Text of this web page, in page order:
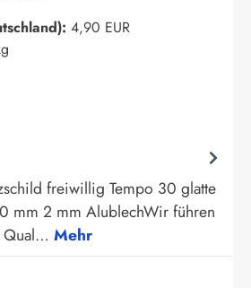
4,90 EUR
freiwillig Tempo 30 glatte
mm 2 mm AlublechWir führen
Qual… Mehr